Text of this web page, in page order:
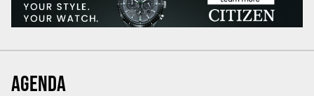
AGENDA